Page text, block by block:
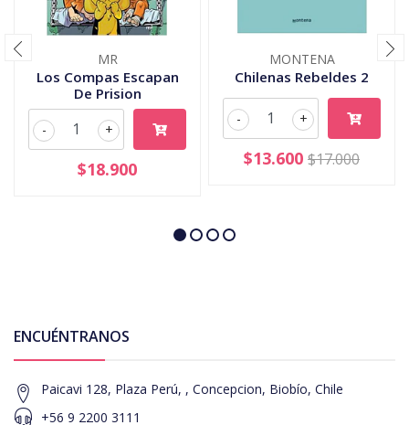
MR
Los Compas Escapan
De Prision
+
-
$18.900
MONTENA
Chilenas Rebeldes 2
+
-
$13.600 $17.000
ENCUÉNTRANOS
Paicavi 128, Plaza Perú, , Concepcion, Biobío, Chile
+56 9 2200 3111